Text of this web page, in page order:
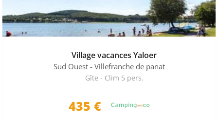
Village vacances Yaloer
Sud Ouest - Villefranche de panat
Gîte - Clim 5 pers.
435 €